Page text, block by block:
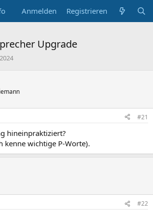
Anmelden Registrieren
Upgrade
#21
hineinpraktiziert?
kenne wichtige P-Worte).
#22